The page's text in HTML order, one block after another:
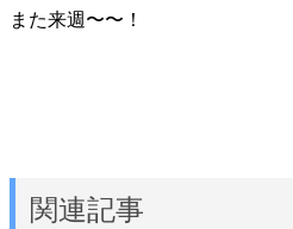
また来週〜〜！
関連記事